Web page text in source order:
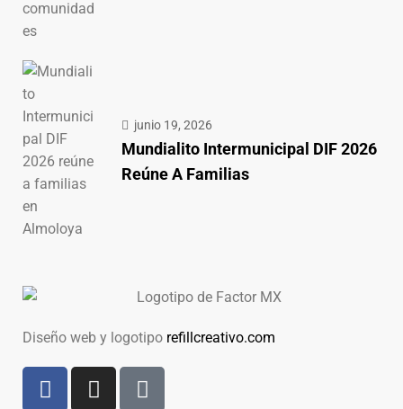
junio 19, 2026
Mundialito Intermunicipal DIF 2026
Reúne A Familias
Diseño web y logotipo refillcreativo.com